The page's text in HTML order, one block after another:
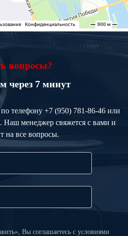
вопросы?
через 7 минут
телефону +7 (950) 781-86-46или
Наш менеджер свяжется с вами и
на все вопросы.
Вы соглашаетесь c условиями